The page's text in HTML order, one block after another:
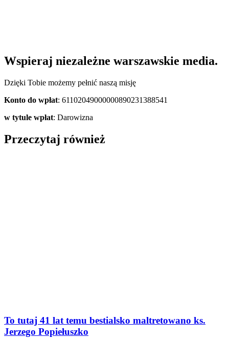
Wspieraj niezależne warszawskie media.
Dzięki Tobie możemy pełnić naszą misję
Konto do wpłat: 61102049000000890231388541
w tytule wpłat: Darowizna
Przeczytaj również
To tutaj 41 lat temu bestialsko maltretowano ks.
Jerzego Popiełuszko